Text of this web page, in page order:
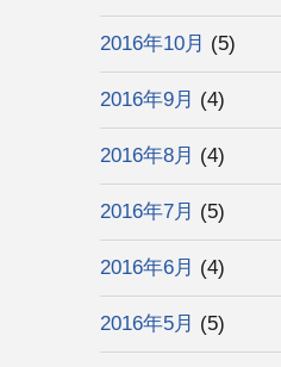
2016年10月 (5)
2016年9月 (4)
2016年8月 (4)
2016年7月 (5)
2016年6月 (4)
2016年5月 (5)